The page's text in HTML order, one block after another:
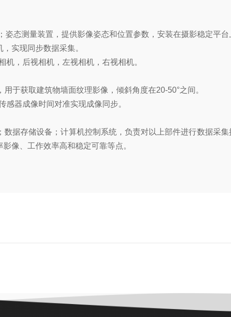
态测量装置，提供影像姿态和位置参数，安装在摄影稳定平
实现同步数据采集。
，后视相机，左视相机，右视相机。
于获取建筑物墙面纹理影像，倾斜角度在20-50°之间。
器成像时间对准实现成像同步。
据存储设备；计算机控制系统，负责对以上部件进行数据采
像、工作效率高和稳定可靠等点。